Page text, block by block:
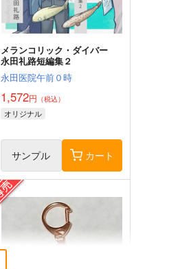
メランコリック・ダイバー
永田礼路短編集２
永田医院午前０時
1,572円 （税込）
オリジナル
サンプル カート